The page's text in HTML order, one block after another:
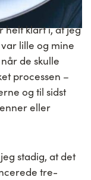
klart i, at jeg
lille og mine
de skulle
processen –
og til sidst
eller
stadig, at det
tre-